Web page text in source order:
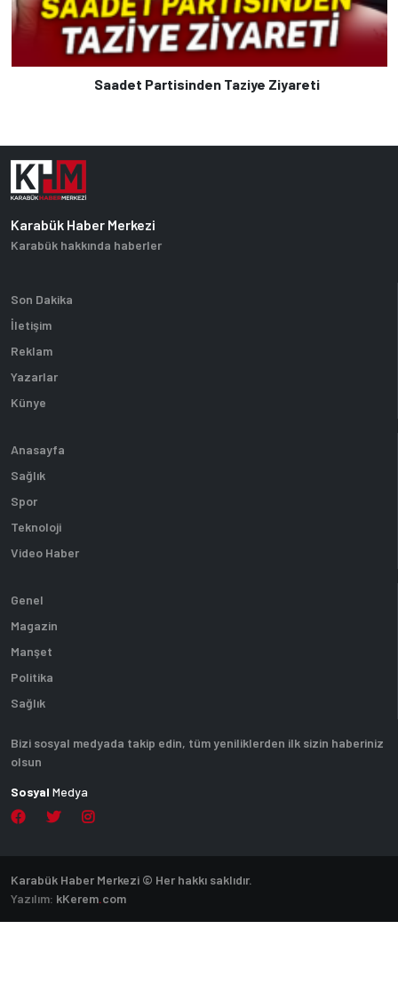
Saadet Partisinden Taziye Ziyareti
Karabük Haber Merkezi
Karabük hakkında haberler
Son Dakika
İletişim
Reklam
Yazarlar
Künye
Anasayfa
Sağlık
Spor
Teknoloji
Video Haber
Genel
Magazin
Manşet
Politika
Sağlık
Bizi sosyal medyada takip edin, tüm yeniliklerden ilk sizin haberiniz
olsun
Sosyal Medya
Karabük Haber Merkezi © Her hakkı saklıdır.
Yazılım: kKerem.com